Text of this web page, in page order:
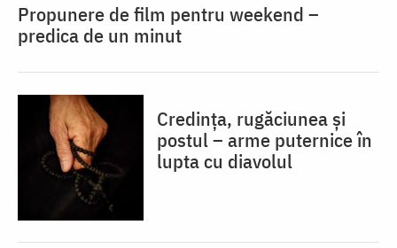
Propunere de film pentru weekend –
predica de un minut
Credința, rugăciunea și
postul – arme puternice în
lupta cu diavolul